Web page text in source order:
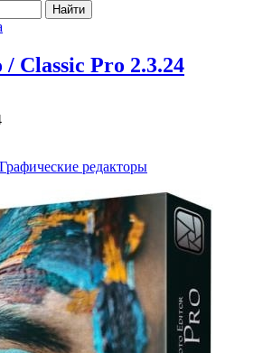
Найти
Classic Pro 2.3.24
Графические редакторы